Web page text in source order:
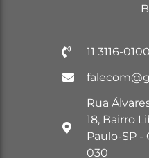
11 3116-0100
Rua
18, Bairro
Paulo-SP -
030